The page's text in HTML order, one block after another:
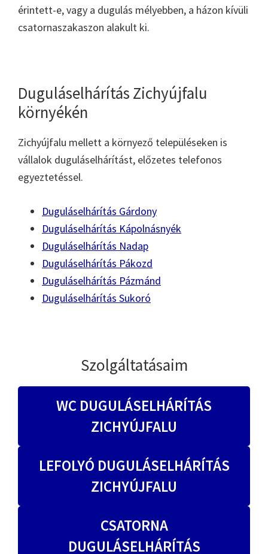
érintett-e, vagy a dugulás mélyebben, a házon kívüli
csatornaszakaszon alakult ki.
Duguláselhárítás Zichyújfalu
környékén
Zichyújfalu mellett a környező településeken is
vállalok duguláselhárítást, előzetes telefonos
egyeztetéssel.
Duguláselhárítás Gárdony
Duguláselhárítás Kápolnásnyék
Duguláselhárítás Nadap
Duguláselhárítás Pákozd
Duguláselhárítás Pázmánd
Duguláselhárítás Sukoró
Szolgáltatásaim
WC DUGULÁSELHÁRÍTÁS
ZICHYÚJFALU
LEFOLYÓ DUGULÁSELHÁRÍTÁS
ZICHYÚJFALU
CSATORNA
DUGULÁSELHÁRÍTÁS